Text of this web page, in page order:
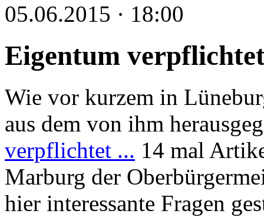
05.06.2015 · 18:00
Eigentum
Wie vor kurzem in
aus dem von ihm
verpflichtet ... 14 mal
Marburg der
hier interessante Fragen